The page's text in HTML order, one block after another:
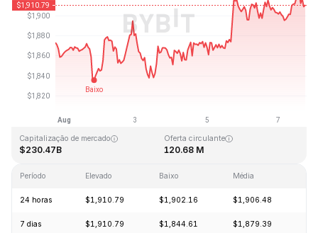
Última atualização: 2026-08-07, 17:47 GMT+0
$4,946.05 $0.432979
Capitalização de mercado
$230.47B
Oferta circulante
120.68 M
Período Elevado Baixo Média
24 horas $1,910.79 $1,902.16 $1,906.48
7 dias $1,910.79 $1,844.61 $1,879.39